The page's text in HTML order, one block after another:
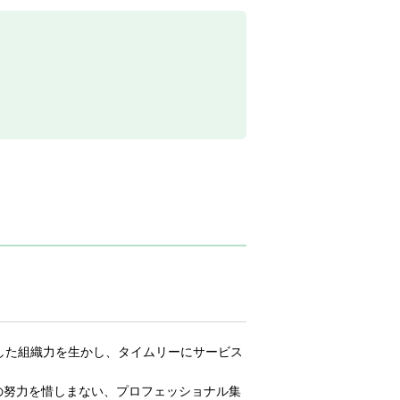
組織力を生かし、タイムリーにサービス
力を惜しまない、プロフェッショナル集